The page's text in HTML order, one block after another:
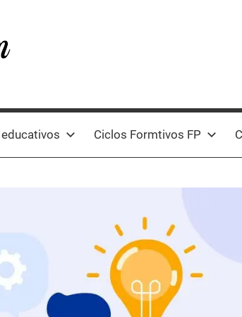
Ciclos Formtivos FP